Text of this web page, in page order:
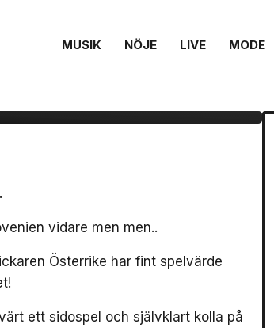
MUSIK NÖJE LIVE MODE
vidare men men..
Österrike har fint spelvärde
ett sidospel och självklart kolla på